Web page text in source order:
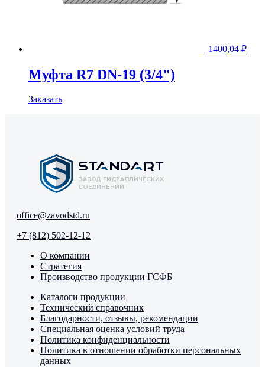
1400,04 ₽
Муфта R7 DN-19 (3/4")
Заказать
office@zavodstd.ru
+7 (812) 502-12-12
О компании
Стратегия
Производство продукции ГСФБ
Каталоги продукции
Технический справочник
Благодарности, отзывы, рекомендации
Специальная оценка условий труда
Политика конфиденциальности
Политика в отношении обработки персональных
данных